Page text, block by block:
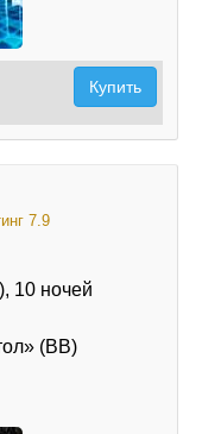
Купить
7.9
10 ночей
(BB)